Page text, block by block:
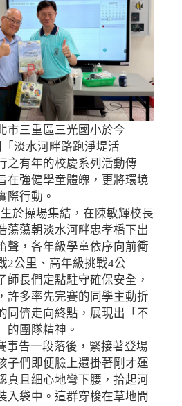
市三重區三光國小於今
「淡水河畔路跑淨堤活
之有年的校慶系列活動傳
在強健學童體魄，更將環境
際行動。
於操場集結，在陳敏輝校長
蕩蕩朝淡水河畔忠孝橋下出
聲，各年級學童依序向前衝
2公里、高年級挑戰4公
師長們定點駐守確保安全，
許多率先完賽的同學主動折
同儕走向終點，展現出「不
的團隊精神。
告一段落後，緊接著登場
子們即便臉上還掛著剛才運
真且細心地彎下腰，拾起河
入袋中。這群穿梭在草地間